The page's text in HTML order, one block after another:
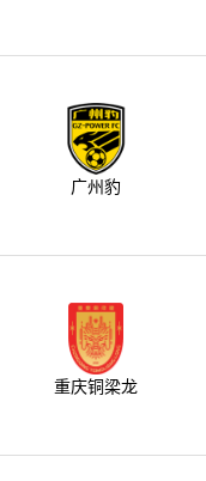
广州豹
重庆铜梁龙